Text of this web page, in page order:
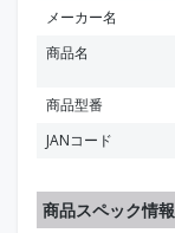
メーカー名
商品名
商品型番
JANコード
商品スペック情報